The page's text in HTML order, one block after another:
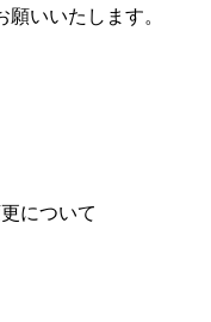
いいたします。
について